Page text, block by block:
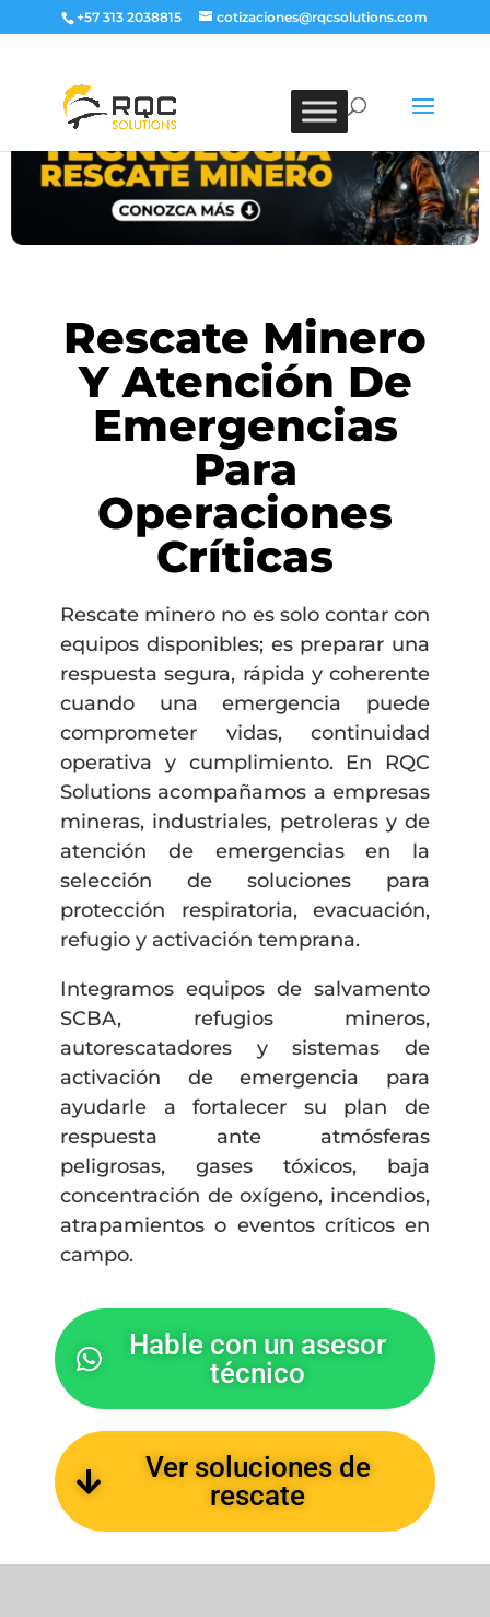
+57 313 2038815 cotizaciones@rqcsolutions.com
Rescate Minero
Y Atención De
Emergencias
Para
Operaciones
Críticas
Rescate minero no es solo contar con
equipos disponibles; es preparar una
respuesta segura, rápida y coherente
cuando una emergencia puede
comprometer vidas, continuidad
operativa y cumplimiento. En RQC
Solutions acompañamos a empresas
mineras, industriales, petroleras y de
atención de emergencias en la
selección de soluciones para
protección respiratoria, evacuación,
refugio y activación temprana.
Integramos equipos de salvamento
SCBA, refugios mineros,
autorescatadores y sistemas de
activación de emergencia para
ayudarle a fortalecer su plan de
respuesta ante atmósferas
peligrosas, gases tóxicos, baja
concentración de oxígeno, incendios,
atrapamientos o eventos críticos en
campo.
Hable con un asesor
técnico
Ver soluciones de
rescate